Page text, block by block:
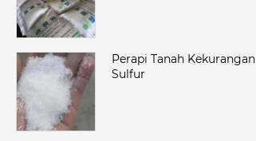
Perapi Tanah Kekurangan
Sulfur